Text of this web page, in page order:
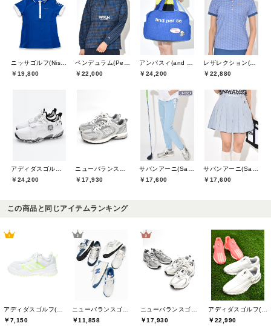
￥19,800
￥22,000
￥24,200
￥22,880
￥24,200
￥17,930
￥17,600
￥17,600
この商品と同じアイテムランキング
￥7,150
￥11,858
￥17,930
￥22,990